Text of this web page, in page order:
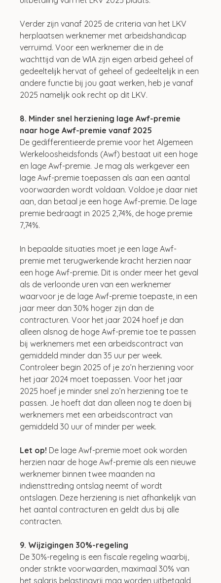
Verder zijn vanaf 2025 de criteria van het LKV
herplaatsen werknemer met arbeidshandicap
verruimd. Voor een werknemer die in de
wachttijd van de WIA zijn eigen arbeid geheel of
gedeeltelijk hervat of geheel of gedeeltelijk in een
andere functie bij jou gaat werken, heb je vanaf
2025 namelijk ook recht op dit LKV.
8. Minder snel herziening lage Awf-premie
naar hoge Awf-premie vanaf 2025
De gedifferentieerde premie voor het Algemeen
Werkeloosheidsfonds (Awf) bestaat uit een hoge
en lage Awf-premie. Je mag als werkgever een
lage Awf-premie toepassen als aan een aantal
voorwaarden wordt voldaan. Voldoe je daar niet
aan, dan betaal je een hoge Awf-premie. De lage
premie bedraagt in 2025 2,74%, de hoge premie
7,74%.
In bepaalde situaties moet je een lage Awf-
premie met terugwerkende kracht herzien naar
een hoge Awf-premie. Dit is onder meer het geval
als de verloonde uren van een werknemer
waarvoor je de lage Awf-premie toepaste, in een
jaar meer dan 30% hoger zijn dan de
contracturen. Voor het jaar 2024 hoef je dan
alleen alsnog de hoge Awf-premie toe te passen
bij werknemers met een arbeidscontract van
gemiddeld minder dan 35 uur per week.
Controleer begin 2025 of je zo’n herziening voor
het jaar 2024 moet toepassen. Voor het jaar
2025 hoef je minder snel zo’n herziening toe te
passen. Je hoeft dat dan alleen nog te doen bij
werknemers met een arbeidscontract van
gemiddeld 30 uur of minder per week.
Let op! De lage Awf-premie moet ook worden
herzien naar de hoge Awf-premie als een nieuwe
werknemer binnen twee maanden na
indiensttreding ontslag neemt of wordt
ontslagen. Deze herziening is niet afhankelijk van
het aantal contracturen en geldt dus bij alle
contracten.
9. Wijzigingen 30%-regeling
De 30%-regeling is een fiscale regeling waarbij,
onder strikte voorwaarden, maximaal 30% van
het salaris belastingvrij mag worden uitbetaald